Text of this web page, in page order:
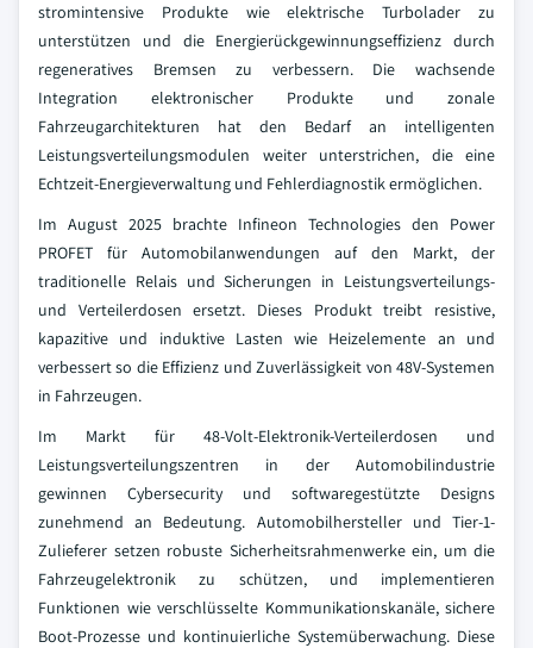
stromintensive Produkte wie elektrische Turbolader zu
unterstützen und die Energierückgewinnungseffizienz durch
regeneratives Bremsen zu verbessern. Die wachsende
Integration elektronischer Produkte und zonale
Fahrzeugarchitekturen hat den Bedarf an intelligenten
Leistungsverteilungsmodulen weiter unterstrichen, die eine
Echtzeit-Energieverwaltung und Fehlerdiagnostik ermöglichen.
Im August 2025 brachte Infineon Technologies den Power
PROFET für Automobilanwendungen auf den Markt, der
traditionelle Relais und Sicherungen in Leistungsverteilungs-
und Verteilerdosen ersetzt. Dieses Produkt treibt resistive,
kapazitive und induktive Lasten wie Heizelemente an und
verbessert so die Effizienz und Zuverlässigkeit von 48V-Systemen
in Fahrzeugen.
Im Markt für 48-Volt-Elektronik-Verteilerdosen und
Leistungsverteilungszentren in der Automobilindustrie
gewinnen Cybersecurity und softwaregestützte Designs
zunehmend an Bedeutung. Automobilhersteller und Tier-1-
Zulieferer setzen robuste Sicherheitsrahmenwerke ein, um die
Fahrzeugelektronik zu schützen, und implementieren
Funktionen wie verschlüsselte Kommunikationskanäle, sichere
Boot-Prozesse und kontinuierliche Systemüberwachung. Diese